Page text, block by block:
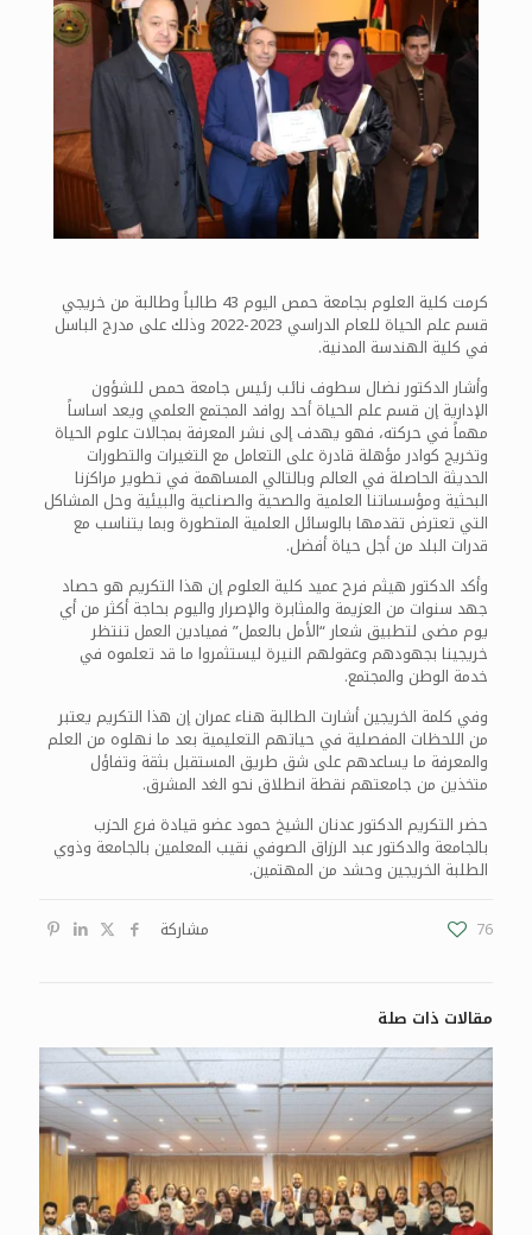
كرمت كلية العلوم بجامعة حمص اليوم 43 طالباً وطالبة من خريجي
قسم علم الحياة للعام الدراسي 2023-2022 وذلك على مدرج الباسل
في كلية الهندسة المدنية.
وأشار الدكتور نضال سطوف نائب رئيس جامعة حمص للشؤون
الإدارية إن قسم علم الحياة أحد روافد المجتمع العلمي ويعد اساساً
مهماً في حركته، فهو يهدف إلى نشر المعرفة بمجالات علوم الحياة
وتخريج كوادر مؤهلة قادرة على التعامل مع التغيرات والتطورات
الحديثة الحاصلة في العالم وبالتالي المساهمة في تطوير مراكزنا
البحثية ومؤسساتنا العلمية والصحية والصناعية والبيئية وحل المشاكل
التي تعترض تقدمها بالوسائل العلمية المتطورة وبما يتناسب مع
قدرات البلد من أجل حياة أفضل.
وأكد الدكتور هيثم فرح عميد كلية العلوم إن هذا التكريم هو حصاد
جهد سنوات من العزيمة والمثابرة والإصرار واليوم بحاجة أكثر من أي
يوم مضى لتطبيق شعار “الأمل بالعمل” فميادين العمل تنتظر
خريجينا بجهودهم وعقولهم النيرة ليستثمروا ما قد تعلموه في
خدمة الوطن والمجتمع.
وفي كلمة الخريجين أشارت الطالبة هناء عمران إن هذا التكريم يعتبر
من اللحظات المفصلية في حياتهم التعليمية بعد ما نهلوه من العلم
والمعرفة ما يساعدهم على شق طريق المستقبل بثقة وتفاؤل
متخذين من جامعتهم نقطة انطلاق نحو الغد المشرق.
حضر التكريم الدكتور عدنان الشيخ حمود عضو قيادة فرع الحزب
بالجامعة والدكتور عبد الرزاق الصوفي نقيب المعلمين بالجامعة وذوي
الطلبة الخريجين وحشد من المهتمين.
مشاركة
76
مقالات ذات صلة